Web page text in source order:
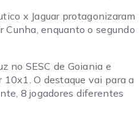
x Jaguar protagonizaram
enquanto o segundo
no SESC de Goiania e
O destaque vai para a
8 jogadores diferentes